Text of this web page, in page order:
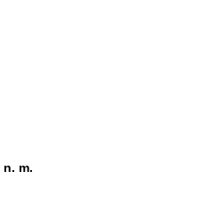
n. m.